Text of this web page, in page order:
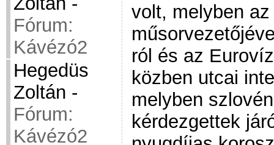
Fórum:
Kávézó2
Hegedüs
Zoltán -
Fórum:
Kávézó2
volt, melyben
ról és az
közben utcai
melyben
kérdezgettek